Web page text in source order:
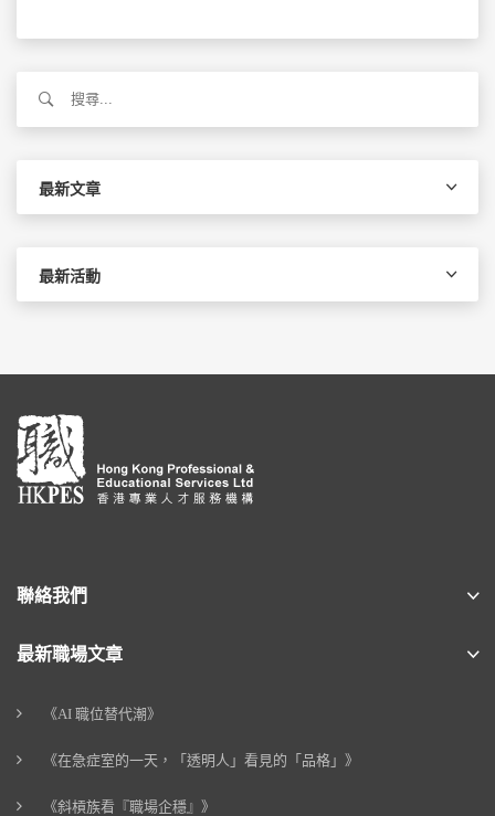
關
最新文章
最新活動
聯絡我們
最新職場文章
《AI 職位替代潮》
《在急症室的一天，「透明人」看見的「品格」》
《斜槓族看『職場企穩』》